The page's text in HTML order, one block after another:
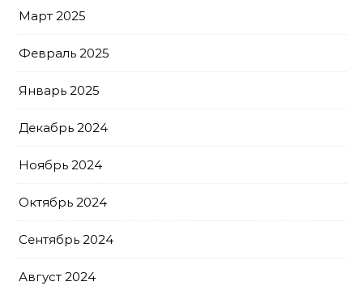
Март 2025
Февраль 2025
Январь 2025
Декабрь 2024
Ноябрь 2024
Октябрь 2024
Сентябрь 2024
Август 2024